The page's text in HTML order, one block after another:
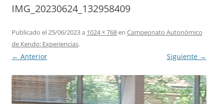
IMG_20230624_132958409
Publicado el25/06/2023a 1024 × 768en Campeonato Autonómico
de Kendo: Experiencias.
← Anterior Siguiente →